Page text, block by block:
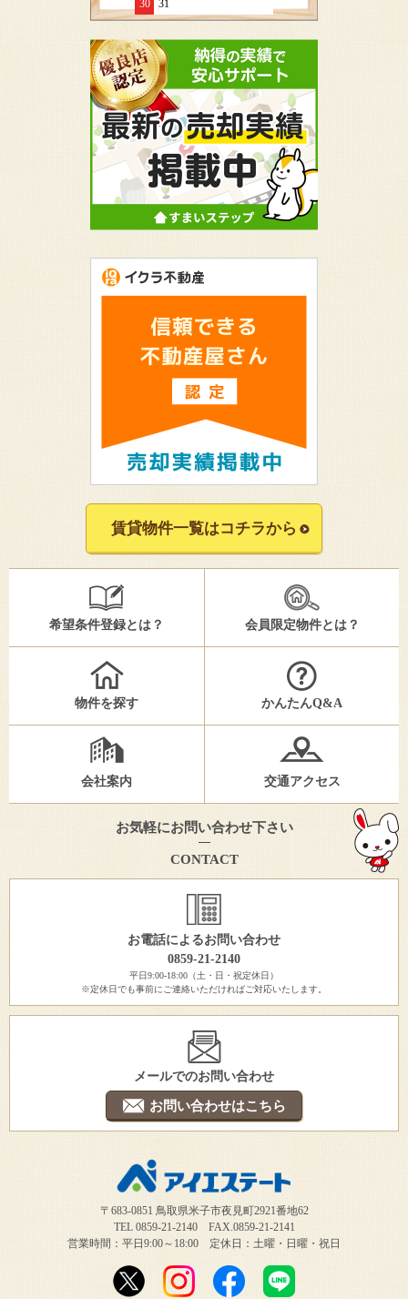
30
31
賃貸物件一覧はコチラから
希望条件登録とは？ 会員限定物件とは？
物件を探す かんたんQ&A
会社案内 交通アクセス
お気軽にお問い合わせ下さい
CONTACT
お電話によるお問い合わせ
0859-21-2140
平日9:00-18:00（土・日・祝定休日）
※定休日でも事前にご連絡いただければご対応いたします。
メールでのお問い合わせ
お問い合わせはこちら
〒683-0851 鳥取県米子市夜見町2921番地62
TEL 0859-21-2140 FAX.0859-21-2141
営業時間：平日9:00～18:00 定休日：土曜・日曜・祝日